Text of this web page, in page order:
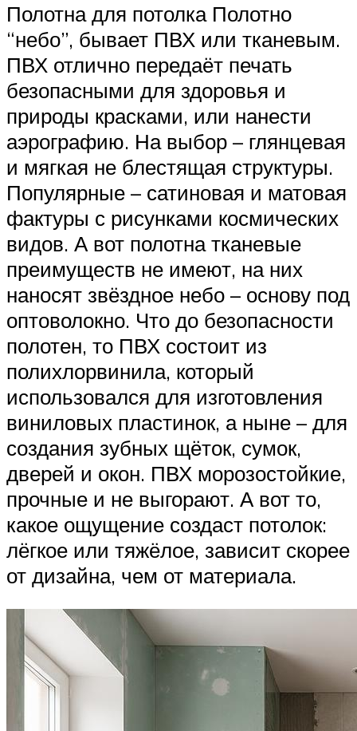
Полотна для потолка Полотно
“небо”, бывает ПВХ или тканевым.
ПВХ отлично передаёт печать
безопасными для здоровья и
природы красками, или нанести
аэрографию. На выбор – глянцевая
и мягкая не блестящая структуры.
Популярные – сатиновая и матовая
фактуры с рисунками космических
видов. А вот полотна тканевые
преимуществ не имеют, на них
наносят звёздное небо – основу под
оптоволокно. Что до безопасности
полотен, то ПВХ состоит из
полихлорвинила, который
использовался для изготовления
виниловых пластинок, а ныне – для
создания зубных щёток, сумок,
дверей и окон. ПВХ морозостойкие,
прочные и не выгорают. А вот то,
какое ощущение создаст потолок:
лёгкое или тяжёлое, зависит скорее
от дизайна, чем от материала.